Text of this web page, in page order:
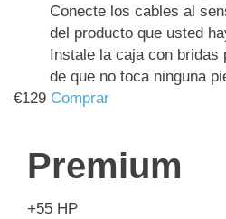
Conecte los cables al
del producto que usted
Instale la caja con bridas
de que no toca ninguna
€129 Comprar
Premium
+55 HP